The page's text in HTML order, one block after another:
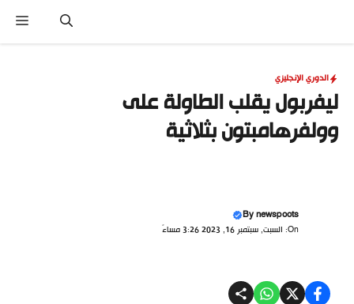
المحتوى
الدوري الإنجليزي
ليفربول يقلب الطاولة على
وولفرهامبتون بثلاثية
Bynewspoots
On: السبت, سبتمبر 16, 2023 3:26 مساءً